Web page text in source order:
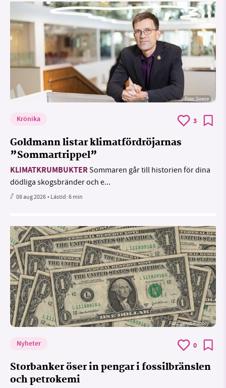
Foto: Sweco
Krönika 3
Goldmann listar klimatfördröjarnas
”Sommartrippel”
KLIMATKRUMBUKTERSommaren går till historien för dina
dödliga skogsbränder och e...
08 aug 2026• Lästid:6 min
Foto:geralt/Pixabay
Nyheter 0
Storbanker öser in pengar i fossilbränslen
och petrokemi